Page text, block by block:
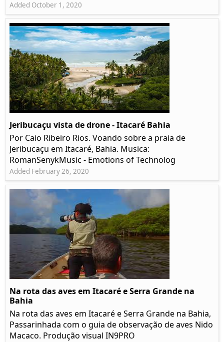
Added October 1, 2020
Jeribucaçu vista de drone - Itacaré Bahia
Por Caio Ribeiro Rios. Voando sobre a praia de
Jeribucaçu em Itacaré, Bahia. Musica:
RomanSenykMusic - Emotions of Technolog
Added February 26, 2020
Na rota das aves em Itacaré e Serra Grande na
Bahia
Na rota das aves em Itacaré e Serra Grande na Bahia,
Passarinhada com o guia de observação de aves Nido
Macaco. Produção visual IN9PRO